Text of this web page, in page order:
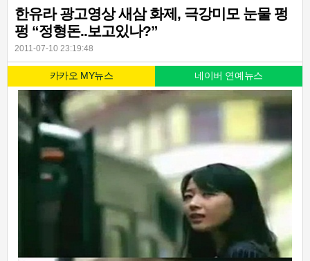
한유라 광고영상 새삼 화제, 극강미모 눈물 펑
펑 “정형돈..보고있나?”
2011-07-10 23:19:48
카카오 MY뉴스 네이버 연예뉴스